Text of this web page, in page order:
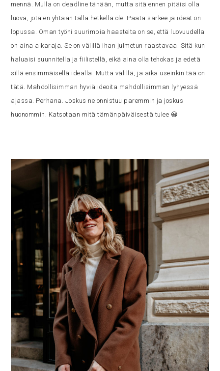
mennä. Mulla on deadline tänään, mutta sitä ennen pitäisi olla
luova, jota en yhtään tällä hetkellä ole. Päätä särkee ja ideat on
lopussa. Oman työni suurimpia haasteita on se, että luovuudella
on aina aikaraja. Se on välillä ihan julmetun raastavaa. Sitä kun
haluaisi suunnitella ja fiilistellä, eikä aina olla tehokas ja edetä
sillä ensimmäisellä idealla. Mutta välillä, ja aika useinkin tää on
tätä. Mahdollisimman hyviä ideoita mahdollisimman lyhyessä
ajassa. Perhana. Joskus ne onnistuu paremmin ja joskus
huonommin. Katsotaan mitä tämänpäiväisestä tulee 😀